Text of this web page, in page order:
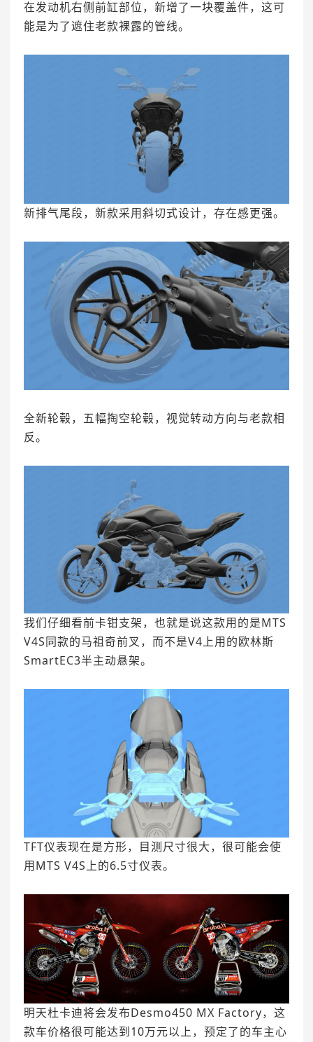
在发动机右侧前缸部位，新增了一块覆盖件，这可
能是为了遮住老款裸露的管线。
新排气尾段，新款采用斜切式设计，存在感更强。
全新轮毂，五幅掏空轮毂，视觉转动方向与老款相
反。
我们仔细看前卡钳支架，也就是说这款用的是MTS
V4S同款的马祖奇前叉，而不是V4上用的欧林斯
SmartEC3半主动悬架。
TFT仪表现在是方形，目测尺寸很大，很可能会使
用MTS V4S上的6.5寸仪表。
明天杜卡迪将会发布Desmo450 MX Factory，这
款车价格很可能达到10万元以上，预定了的车主心